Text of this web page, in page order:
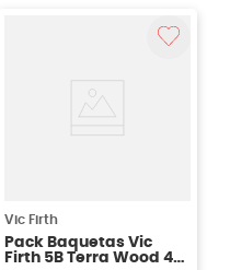
Vic Firth
Pack Baquetas Vic
Firth 5B Terra Wood 4